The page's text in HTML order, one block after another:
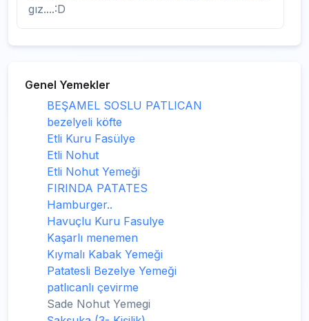
gız....:D
Genel Yemekler
BEŞAMEL SOSLU PATLICAN
bezelyeli köfte
Etli Kuru Fasülye
Etli Nohut
Etli Nohut Yemeği
FIRINDA PATATES
Hamburger..
Havuçlu Kuru Fasulye
Kaşarlı menemen
Kıymalı Kabak Yemeği
Patatesli Bezelye Yemeği
patlıcanlı çevirme
Sade Nohut Yemegi